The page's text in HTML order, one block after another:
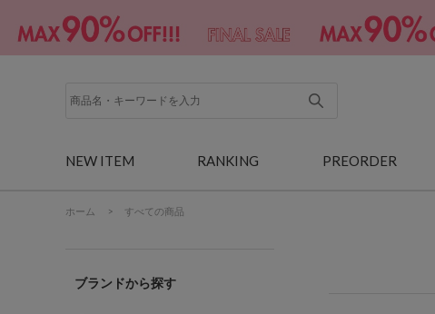
NEW ITEM RANKING PREORDER
ホーム > すべての商品
ブランド